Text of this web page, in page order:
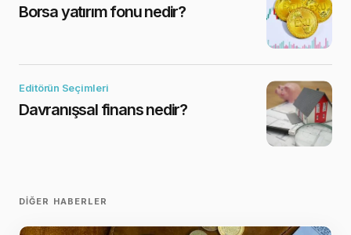
Borsa yatırım fonu nedir?
Editörün Seçimleri
Davranışsal finans nedir?
DIĞER HABERLER